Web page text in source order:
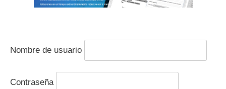
Nombre de usuario
Contraseña